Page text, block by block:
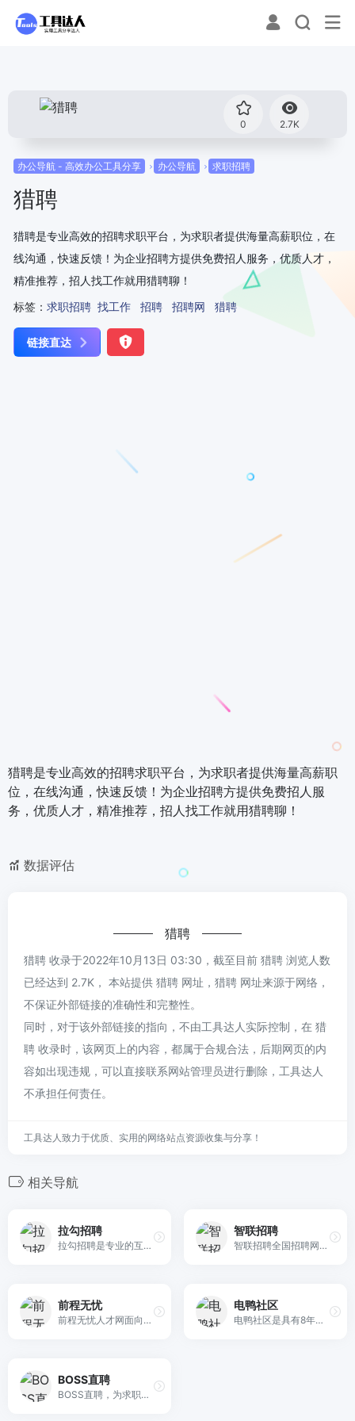
0 2.7K
办公导航 - 高效办公工具分享 办公导航 求职招聘
猎聘
猎聘是专业高效的招聘求职平台，为求职者提供海量高薪职位，在
线沟通，快速反馈！为企业招聘方提供免费招人服务，优质人才，
精准推荐，招人找工作就用猎聘聊！
标签： 求职招聘 找工作 招聘 招聘网 猎聘
链接直达
猎聘是专业高效的招聘求职平台，为求职者提供海量高薪职
位，在线沟通，快速反馈！为企业招聘方提供免费招人服
务，优质人才，精准推荐，招人找工作就用猎聘聊！
数据评估
猎聘
猎聘 收录于2022年10月13日 03:30，截至目前 猎聘 浏览人数
已经达到 2.7K， 本站提供 猎聘 网址，猎聘 网址来源于网络，
不保证外部链接的准确性和完整性。
同时，对于该外部链接的指向，不由工具达人实际控制，在 猎
聘 收录时，该网页上的内容，都属于合规合法，后期网页的内
容如出现违规，可以直接联系网站管理员进行删除，工具达人
不承担任何责任。
工具达人致力于优质、实用的网络站点资源收集与分享！
相关导航
拉勾招聘
拉勾招聘是专业的互联网求职招聘网站。致力于提供真实可靠的互联网岗位求职招聘找工作信息，拥有海量的互联网人才储备，互联网行业找工作就上拉勾招聘，值得信赖的求职招聘网站。
智联招聘
智联招聘全国招聘网是全国权威的求职找工作平台,为您提供真实准确的全国求职招聘信息,每天几百万的高薪职位招聘信息供您选择,找工作上智联招聘
前程无忧
前程无忧人才网面向全国,提供2022准确的招聘网站信息,为企业和求职者提供人才招聘、求职、找工作、培训等在内的全方位的人力资源服务,更多求职找工作信息尽在前程无忧!
电鸭社区
电鸭社区是具有8年历史的远程工作招聘社区，也是远程办公互联网工作者们的聚集地。在社区，我们进行有价值的话题讨论，也分享远程、外包、零活、兼职、驻场等非主流工作机会。「只工作，不上班」是我们倡导的工作态度。
BOSS直聘
BOSS直聘，为求职者提供海量2022年宁波人才招聘信息。BOSS直聘招聘网让求职者与Boss直接开聊、加快面试、即时反馈，找工作就来BOSS直聘和Boss开聊吧！